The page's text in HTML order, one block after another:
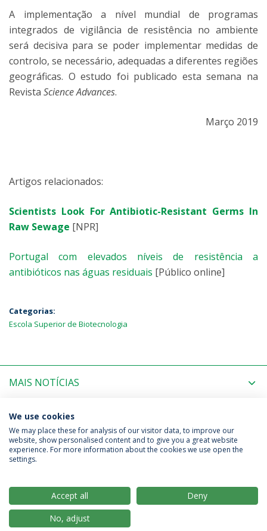
A implementação a nível mundial de programas
integrados de vigilância de resistência no ambiente
será decisiva para se poder implementar medidas de
controlo, se necessário, adequadas a diferentes regiões
geográficas. O estudo foi publicado esta semana na
Revista Science Advances.
Março 2019
Artigos relacionados:
Scientists Look For Antibiotic-Resistant Germs In
Raw Sewage [NPR]
Portugal com elevados níveis de resistência a
antibióticos nas águas residuais [Público online]
Categorias:
Escola Superior de Biotecnologia
MAIS NOTÍCIAS
PRÓXIMOS EVENTOS
Política de Privacidade
Termos & Condições
© 2026 Universidade Católica Portuguesa
We use cookies
We may place these for analysis of our visitor data, to improve our
website, show personalised content and to give you a great website
experience. For more information about the cookies we use open the
settings.
Accept all
Deny
No, adjust